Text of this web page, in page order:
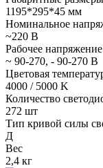
1195*295*45 мм
Номинальное
~220 В
Рабочее напряжение
~ 90-270, - 90-270 В
Цветовая
4000 / 5000 K
Количество
272 шт
Тип кривой силы
Д
Вес
2,4 кг